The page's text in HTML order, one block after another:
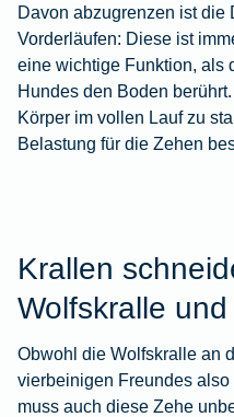
Davon abzugrenzen ist die
Vorderläufen: Diese ist
eine wichtige Funktion, als
Hundes den Boden
Körper im vollen Lauf zu
Belastung für die Zehen
Krallen
Wolfskralle
Obwohl die Wolfskralle an
vierbeinigen Freundes
muss auch diese Zehe